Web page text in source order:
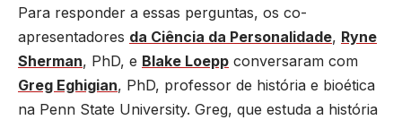
Para responder a essas perguntas, os co-
apresentadores da Ciência da Personalidade, Ryne
Sherman, PhD, e Blake Loepp conversaram com
Greg Eghigian, PhD, professor de história e bioética
na Penn State University. Greg, que estuda a história